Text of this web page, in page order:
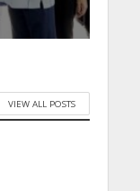
VIEW ALL POSTS